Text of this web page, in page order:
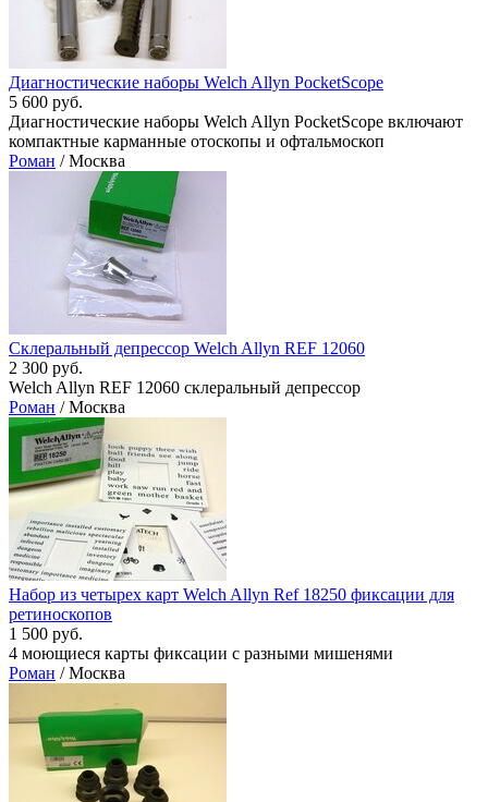
Диагностические наборы Welch Allyn PocketScope
5 600 руб.
Диагностические наборы Welch Allyn PocketScope включают
компактные карманные отоскопы и офтальмоскоп
Роман / Москва
Склеральный депрессор Welch Allyn REF 12060
2 300 руб.
Welch Allyn REF 12060 склеральный депрессор
Роман / Москва
Набор из четырех карт Welch Allyn Ref 18250 фиксации для
ретиноскопов
1 500 руб.
4 моющиеся карты фиксации с разными мишенями
Роман / Москва